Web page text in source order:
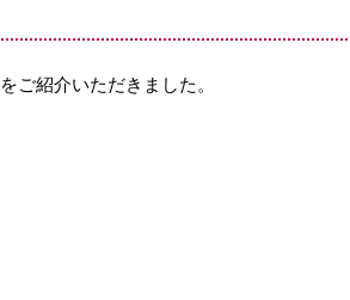
ご紹介いただきました。